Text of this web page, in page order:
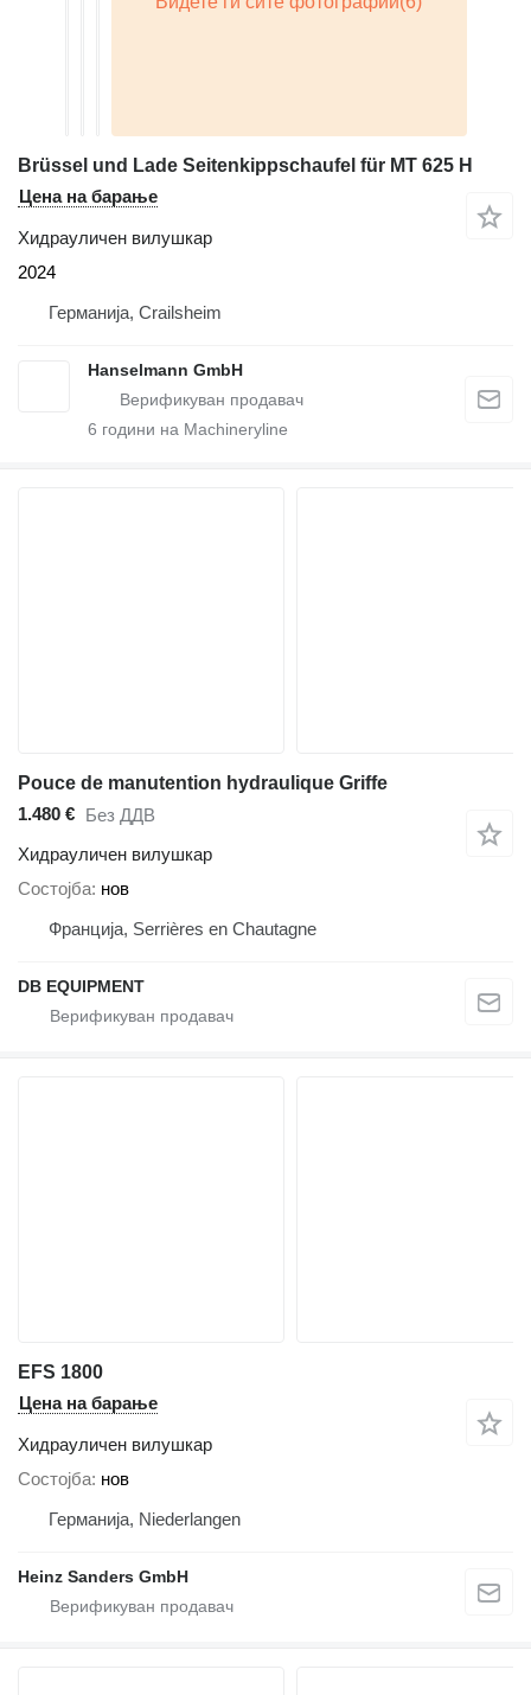
Brüssel und Lade Seitenkippschaufel für MT 625 H
Цена на барање
Хидрауличен вилушкар
2024
Германија, Crailsheim
Hanselmann GmbH
6 години на Machineryline
Pouce de manutention hydraulique Griffe
1.480 € Без ДДВ
Хидрауличен вилушкар
Состојба нов
Франција, Serrières en Chautagne
DB EQUIPMENT
EFS 1800
Цена на барање
Хидрауличен вилушкар
Состојба нов
Германија, Niederlangen
Heinz Sanders GmbH